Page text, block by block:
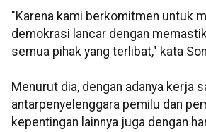
"Karena kami berkomitmen untuk
demokrasi lancar dengan
semua pihak yang terlibat," kata
Menurut dia, dengan adanya kerja
antarpenyelenggara pemilu dan
kepentingan lainnya juga dengan